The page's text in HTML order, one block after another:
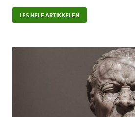
LES HELE ARTIKKELEN